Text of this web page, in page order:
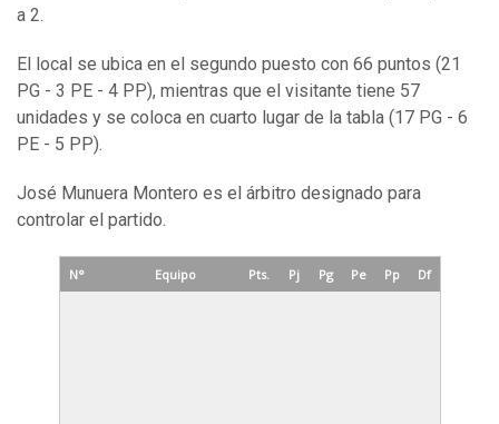
a 2.
El local se ubica en el segundo puesto con 66 puntos (21
PG - 3 PE - 4 PP), mientras que el visitante tiene 57
unidades y se coloca en cuarto lugar de la tabla (17 PG - 6
PE - 5 PP).
José Munuera Montero es el árbitro designado para
controlar el partido.
N° Equipo Pts. Pj Pg Pe Pp Df